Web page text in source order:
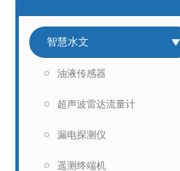
智慧水文
油液传感器
超声波雷达流量计
漏电探测仪
遥测终端机